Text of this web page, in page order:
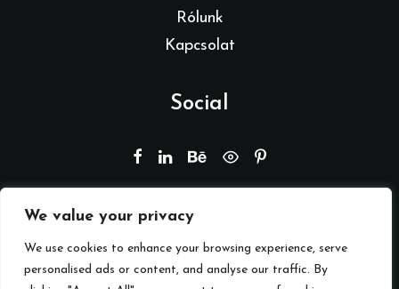
We value your privacy
We use cookies to enhance your browsing experience, serve
personalised ads or content, and analyse our traffic. By
Rólunk
Kapcsolat
Social
© 2026 Branding by REMION.Minden jog fenntartva